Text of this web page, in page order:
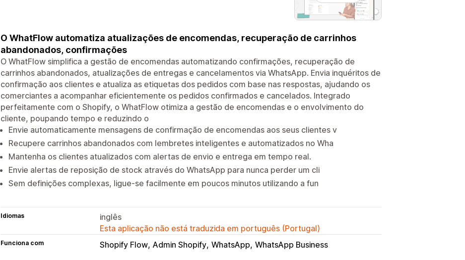
O WhatFlow automatiza atualizações de encomendas, recuperação de carrinhos
abandonados, confirmações
O WhatFlow simplifica a gestão de encomendas automatizando confirmações, recuperação de
carrinhos abandonados, atualizações de entregas e cancelamentos via WhatsApp. Envia inquéritos de
confirmação aos clientes e atualiza as etiquetas dos pedidos com base nas respostas, ajudando os
comerciantes a acompanhar eficientemente os pedidos confirmados e cancelados. Integrado
perfeitamente com o Shopify, o WhatFlow otimiza a gestão de encomendas e o envolvimento do
cliente, poupando tempo e reduzindo o
Envie automaticamente mensagens de confirmação de encomendas aos seus clientes v
Recupere carrinhos abandonados com lembretes inteligentes e automatizados no Wha
Mantenha os clientes atualizados com alertas de envio e entrega em tempo real.
Envie alertas de reposição de stock através do WhatsApp para nunca perder um cli
Sem definições complexas, ligue-se facilmente em poucos minutos utilizando a fun
Idiomas
inglês
Esta aplicação não está traduzida em português (Portugal)
Funciona com Shopify Flow Admin Shopify WhatsApp WhatsApp Business